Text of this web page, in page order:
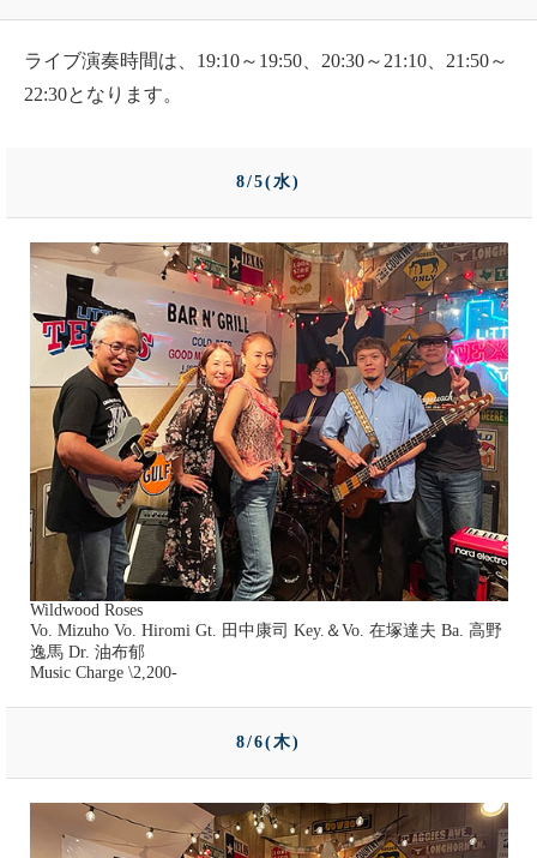
ライブ演奏時間は、19:10～19:50、20:30～21:10、21:50～
22:30となります。
8/5(水)
Wildwood Roses
Vo. Mizuho Vo. Hiromi Gt. 田中康司 Key.＆Vo. 在塚達夫 Ba. 高野
逸馬 Dr. 油布郁
Music Charge \2,200-
8/6(木)